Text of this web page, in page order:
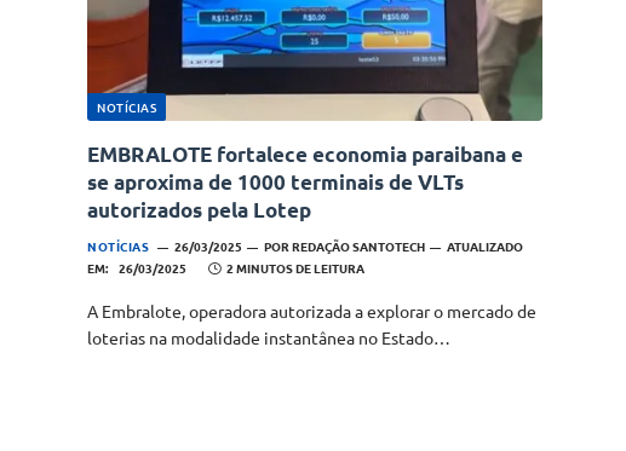
NOTÍCIAS
EMBRALOTE fortalece economia paraibana e
se aproxima de 1000 terminais de VLTs
autorizados pela Lotep
NOTÍCIAS 26/03/2025 POR REDAÇÃO SANTOTECH
ATUALIZADO
EM: 26/03/2025 2 MINUTOS DE LEITURA
A Embralote, operadora autorizada a explorar o mercado de
loterias na modalidade instantânea no Estado…